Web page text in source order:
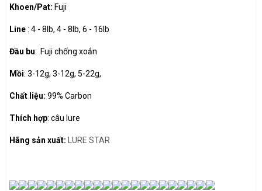
Khoen/Pat: Fuji
Line: 4 - 8lb, 4 - 8lb, 6 - 16lb
Đầu bu: Fuji chống xoắn
Mồi: 3-12g, 3-12g, 5-22g,
Chất liệu: 99% Carbon
Thích hợp: câu lure
Hãng sản xuất: LURE STAR